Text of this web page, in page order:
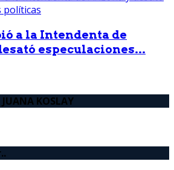
a la Intendenta de
especulaciones...
KOSLAY